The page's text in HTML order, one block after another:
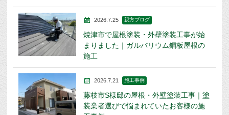
2026.7.25 親方ブログ
焼津市で屋根塗装・外壁塗装工事が始
まりました｜ガルバリウム鋼板屋根の
施工
2026.7.21 施工事例
藤枝市S様邸の屋根・外壁塗装工事｜塗
装業者選びで悩まれていたお客様の施